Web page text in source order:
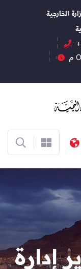
الخارجية
إدارة